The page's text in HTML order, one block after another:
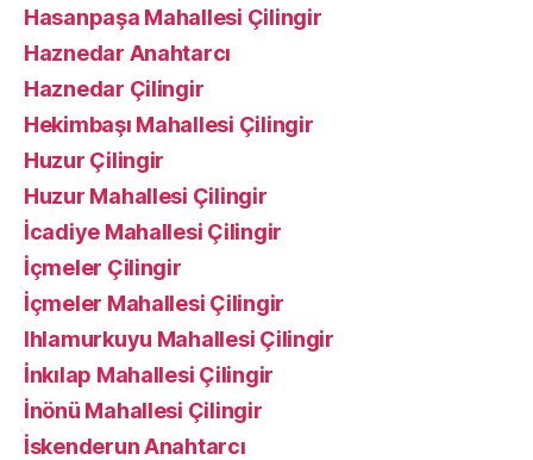
Hasanpaşa Mahallesi Çilingir
Haznedar Anahtarcı
Haznedar Çilingir
Hekimbaşı Mahallesi Çilingir
Huzur Çilingir
Huzur Mahallesi Çilingir
İcadiye Mahallesi Çilingir
İçmeler Çilingir
İçmeler Mahallesi Çilingir
Ihlamurkuyu Mahallesi Çilingir
İnkılap Mahallesi Çilingir
İnönü Mahallesi Çilingir
İskenderun Anahtarcı